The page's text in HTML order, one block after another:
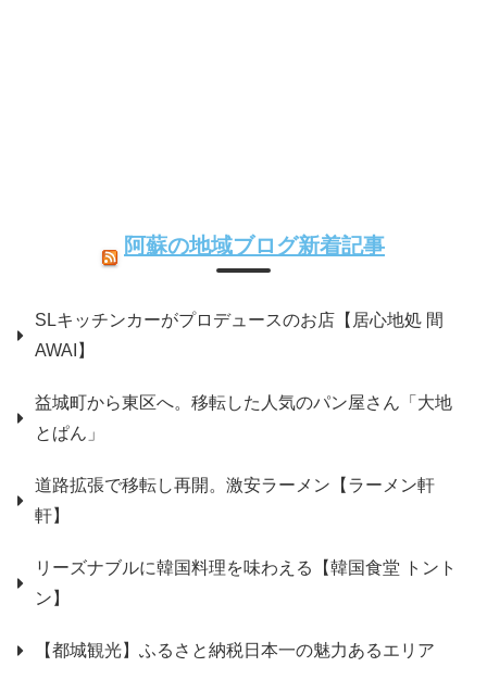
阿蘇の地域ブログ新着記事
SLキッチンカーがプロデュースのお店【居心地処 間
AWAI】
益城町から東区へ。移転した人気のパン屋さん「大地
とぱん」
道路拡張で移転し再開。激安ラーメン【ラーメン軒
軒】
リーズナブルに韓国料理を味わえる【韓国食堂 トント
ン】
【都城観光】ふるさと納税日本一の魅力あるエリア